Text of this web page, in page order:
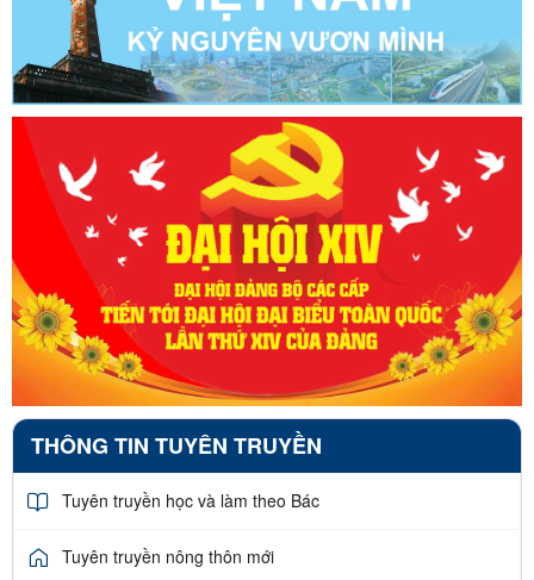
THÔNG TIN TUYÊN TRUYỀN
Tuyên truyền học và làm theo Bác
Tuyên truyền nông thôn mới